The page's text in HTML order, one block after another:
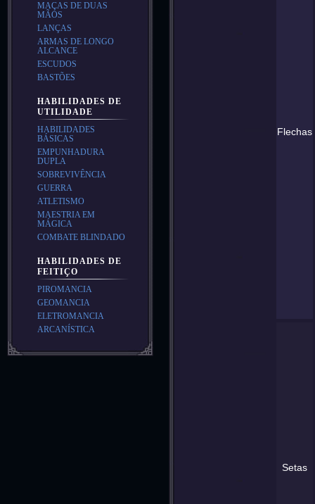
Flechas
Setas
MAÇAS DE DUAS
MÃOS
LANÇAS
ARMAS DE LONGO
ALCANCE
ESCUDOS
BASTÕES
HABILIDADES DE
UTILIDADE
HABILIDADES
BÁSICAS
EMPUNHADURA
DUPLA
SOBREVIVÊNCIA
GUERRA
ATLETISMO
MAESTRIA EM
MÁGICA
COMBATE BLINDADO
HABILIDADES DE
FEITIÇO
PIROMANCIA
GEOMANCIA
ELETROMANCIA
ARCANÍSTICA